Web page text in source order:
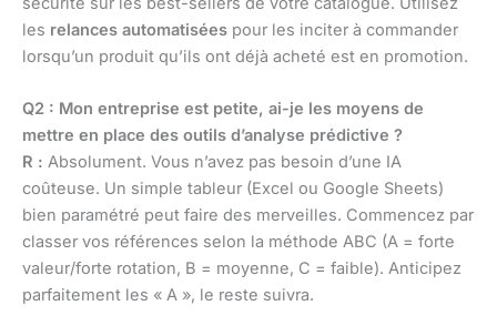
les relances automatisées pour les inciter à commander
lorsqu’un produit qu’ils ont déjà acheté est en promotion.
Q2 : Mon entreprise est petite, ai-je les moyens de
mettre en place des outils d’analyse prédictive ?
R : Absolument. Vous n’avez pas besoin d’une IA
coûteuse. Un simple tableur (Excel ou Google Sheets)
bien paramétré peut faire des merveilles. Commencez par
classer vos références selon la méthode ABC (A = forte
valeur/forte rotation, B = moyenne, C = faible). Anticipez
parfaitement les « A », le reste suivra.